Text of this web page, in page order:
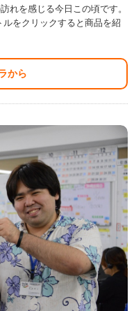
れを感じる今日この頃です。
をクリックすると商品を紹
から